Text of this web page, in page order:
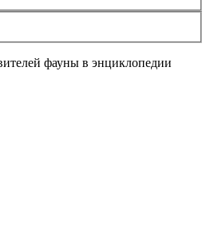
фауны в энциклопедии